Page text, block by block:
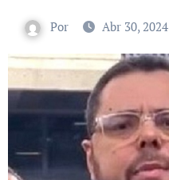
Por Abr 30, 2024